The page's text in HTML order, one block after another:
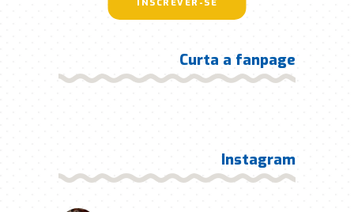
INSCREVER-SE
Curta a fanpage
Instagram